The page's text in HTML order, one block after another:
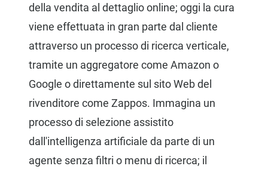
della vendita al dettaglio online; oggi la cura
viene effettuata in gran parte dal cliente
attraverso un processo di ricerca verticale,
tramite un aggregatore come Amazon o
Google o direttamente sul sito Web del
rivenditore come Zappos. Immagina un
processo di selezione assistito
dall'intelligenza artificiale da parte di un
agente senza filtri o menu di ricerca; il